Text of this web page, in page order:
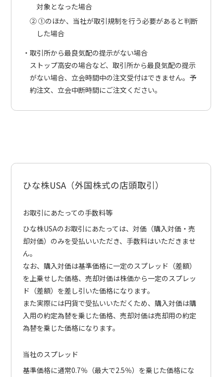
対象となった場合
② ①のほか、当社が取引規制を行う必要があると判断
した場合
取引所から最良気配の提示がない場合
ストップ高安の場合など、取引所から最良気配の提示
がない場合、立会時間中の注文受付はできません。予
約注文、立会中断時間にご注文ください。
ひな株USA（外国株式の店頭取引）
お取引にあたっての手数料等
ひな株USAのお取引にあたっては、対価（購入対価・売
却対価）のみを受払いいただき、手数料はいただきませ
ん。
なお、購入対価は基準価格に一定のスプレッド（差額）
を上乗せした価格、売却対価は株価から一定のスプレッ
ド（差額）を差し引いた価格になります。
また実際には円貨で受払いいただくため、購入対価は購
入用の約定為替を乗じた価格、売却対価は売却用の約定
為替を乗じた価格になります。
当社のスプレッド
基準価格に通常0.7％（最大で2.5％）を乗じた価格にな